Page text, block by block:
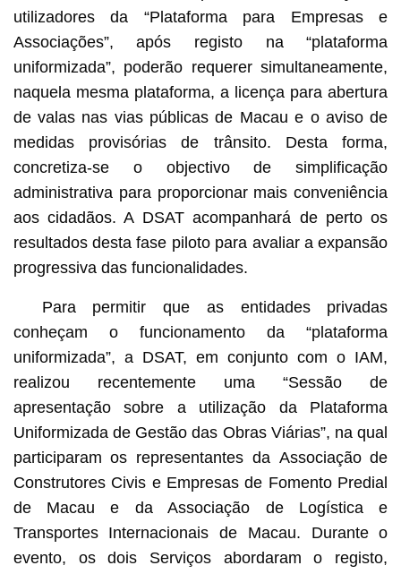
utilizadores da “Plataforma para Empresas e
Associações”, após registo na “plataforma
uniformizada”, poderão requerer simultaneamente,
naquela mesma plataforma, a licença para abertura
de valas nas vias públicas de Macau e o aviso de
medidas provisórias de trânsito. Desta forma,
concretiza-se o objectivo de simplificação
administrativa para proporcionar mais conveniência
aos cidadãos. A DSAT acompanhará de perto os
resultados desta fase piloto para avaliar a expansão
progressiva das funcionalidades.
Para permitir que as entidades privadas
conheçam o funcionamento da “plataforma
uniformizada”, a DSAT, em conjunto com o IAM,
realizou recentemente uma “Sessão de
apresentação sobre a utilização da Plataforma
Uniformizada de Gestão das Obras Viárias”, na qual
participaram os representantes da Associação de
Construtores Civis e Empresas de Fomento Predial
de Macau e da Associação de Logística e
Transportes Internacionais de Macau. Durante o
evento, os dois Serviços abordaram o registo,